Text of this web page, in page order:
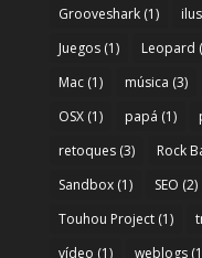
Grooveshark(1)
Juegos(1) Leopard
Mac(1) música (3)
OSX(1) papá (1)
retoques(3) Rock
Sandbox(1) SEO (2)
Touhou Project(1)
vídeo (1) weblogs